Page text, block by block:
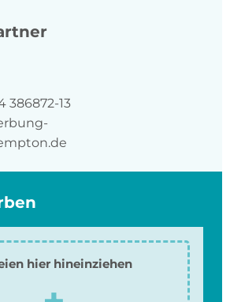
386872-13
hier hineinziehen